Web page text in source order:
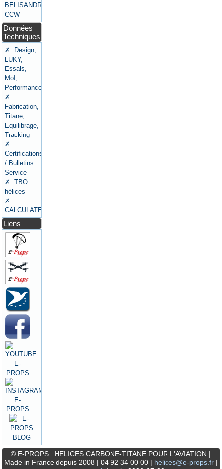
BELISANDRE
CCW
Données
Techniques
✗ Design,
LUKY,
Essais,
MoI,
Performances
✗
Fabrication,
Titane,
Equilibrage,
Tracking
✗
Certifications
/ Bulletins
Service
✗ TBO
hélices
✗
CALCULATEURS
Liens
© E-PROPS : HELICES CARBONE-TITANE POUR L'AVIATION |
Made in France depuis 2008 | 04 92 34 00 00 | helices@e-props.fr|